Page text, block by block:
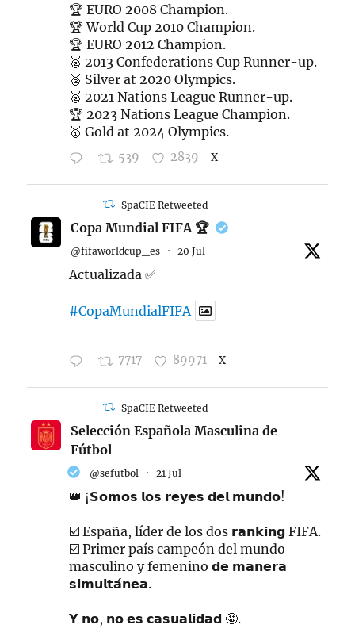
🏆 EURO 2008 Champion.
🏆 World Cup 2010 Champion.
🏆 EURO 2012 Champion.
🥈 2013 Confederations Cup Runner-up.
🥈 Silver at 2020 Olympics.
🥈 2021 Nations League Runner-up.
🏆 2023 Nations League Champion.
🥇 Gold at 2024 Olympics.
539 2839 X
SpaCIE Retweeted
Copa Mundial FIFA 🏆
@fifaworldcup_es · 20 Jul
Actualizada ✅
#CopaMundialFIFA
7717 89971 X
SpaCIE Retweeted
Selección Española Masculina de
Fútbol
@sefutbol · 21 Jul
👑 ¡𝗦𝗼𝗺𝗼𝘀 𝗹𝗼𝘀 𝗿𝗲𝘆𝗲𝘀 𝗱𝗲𝗹 𝗺𝘂𝗻𝗱𝗼!
☑️ España, líder de los dos 𝗿𝗮𝗻𝗸𝗶𝗻𝗴 FIFA.
☑️ Primer país campeón del mundo
masculino y femenino 𝗱𝗲 𝗺𝗮𝗻𝗲𝗿𝗮
𝘀𝗶𝗺𝘂𝗹𝘁𝗮́𝗻𝗲𝗮.
𝗬 𝗻𝗼, 𝗻𝗼 𝗲𝘀 𝗰𝗮𝘀𝘂𝗮𝗹𝗶𝗱𝗮𝗱 🤩.